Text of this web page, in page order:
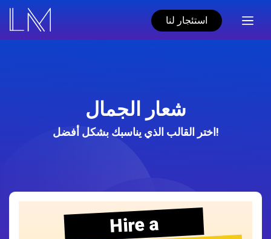
استئجار لنا
شعار الجمال
اختر القالب الذي يناسبك بشكل أفضل!
Hire a